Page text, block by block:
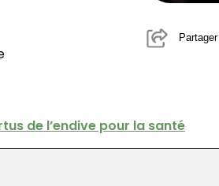
Partager
de l’endive pour la santé